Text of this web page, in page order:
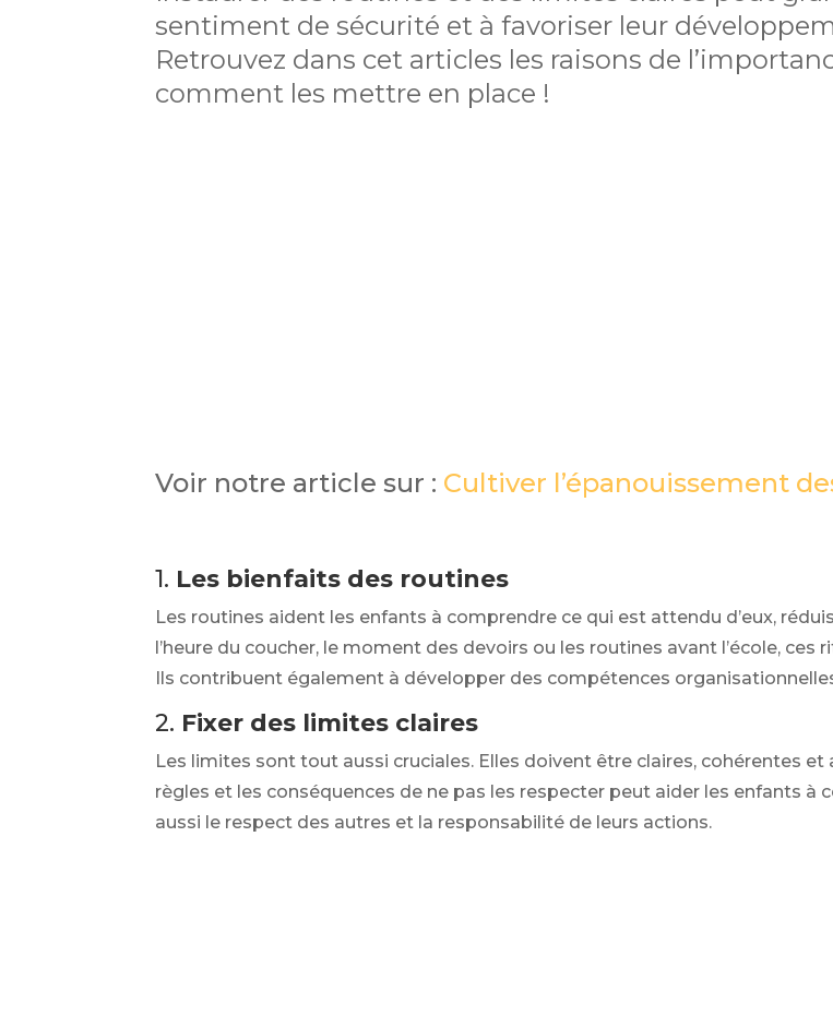
sentiment de sécurité et à favoriser leur
Retrouvez dans cet articles les raisons de
comment les mettre en place !
Voir notre article sur : Cultiver l’épanouissement
1. Les bienfaits des routines
Les routines aident les enfants à comprendre ce qui est attendu d’eux,
l’heure du coucher, le moment des devoirs ou les routines avant l’école,
Ils contribuent également à développer des compétences
2. Fixer des limites claires
Les limites sont tout aussi cruciales. Elles doivent être claires, cohérentes et
règles et les conséquences de ne pas les respecter peut aider les enfants
aussi le respect des autres et la responsabilité de leurs actions.